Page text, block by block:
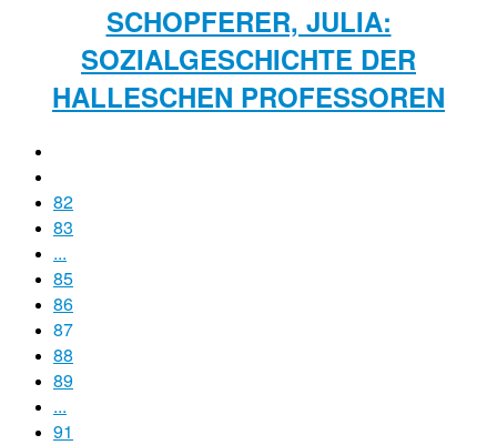
SCHOPFERER, JULIA:
SOZIALGESCHICHTE DER
HALLESCHEN PROFESSOREN
82
83
...
85
86
87
88
89
...
91